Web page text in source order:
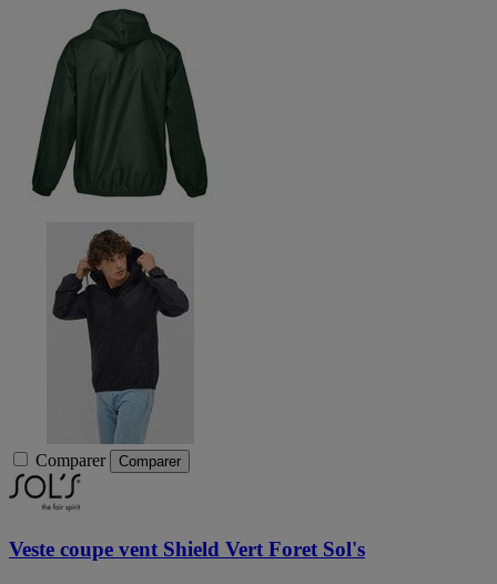
Comparer Comparer
Veste coupe vent Shield Vert Foret Sol's